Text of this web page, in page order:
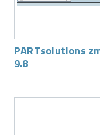
PARTsolutions
9.8